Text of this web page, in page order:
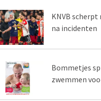
KNVB
na incidenten
Bommetjes
zwemmen